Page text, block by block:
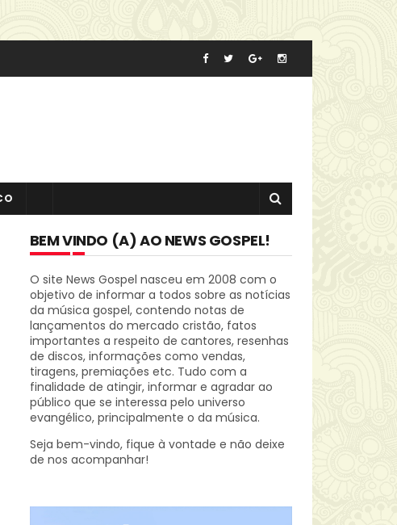
BEM VINDO (A) AO NEWS GOSPEL!
O site News Gospel nasceu em 2008 com o
objetivo de informar a todos sobre as notícias
da música gospel, contendo notas de
lançamentos do mercado cristão, fatos
importantes a respeito de cantores, resenhas
de discos, informações como vendas,
tiragens, premiações etc. Tudo com a
finalidade de atingir, informar e agradar ao
público que se interessa pelo universo
evangélico, principalmente o da música.
Seja bem-vindo, fique à vontade e não deixe
de nos acompanhar!